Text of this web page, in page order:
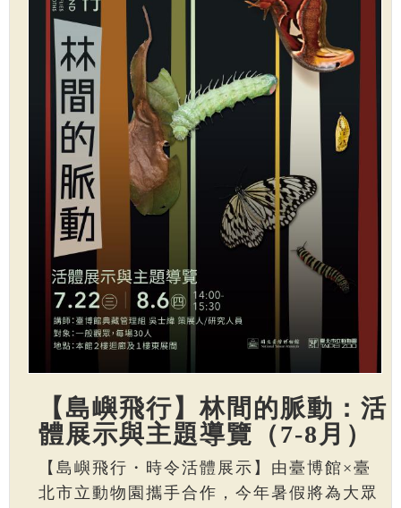
【島嶼飛行】林間的脈動：活
體展示與主題導覽（7-8月）
【島嶼飛行・時令活體展示】由臺博館×臺
北市立動物園攜手合作，今年暑假將為大眾